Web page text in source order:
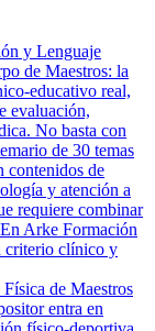
y Lenguaje
de Maestros: la
educativo real,
evaluación,
No basta con
de 30 temas
contenidos de
y atención a
requiere combinar
Arke Formación
criterio clínico y
de Maestros
entra en